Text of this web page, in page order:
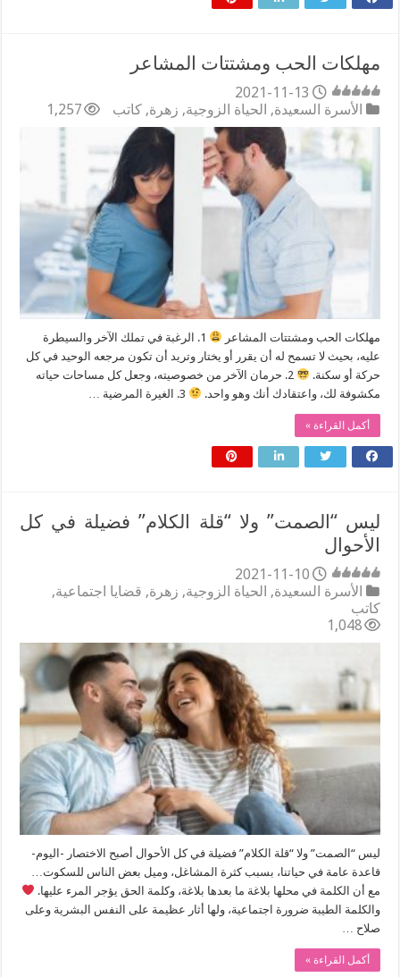
مهلكات الحب ومشتتات المشاعر
2021-11-13
الأسرة السعيدة, الحياة الزوجية, زهرة, كاتب 1,257
مهلكات الحب ومشتتات المشاعر
1. الرغبة في تملك الآخر والسيطرة
عليه، بحيث لا تسمح له أن يقرر أو يختار وتريد أن تكون مرجعه الوحيد في كل
حركة أو سكنة.
2. حرمان الآخر من خصوصيته، وجعل كل مساحات حياته
مكشوفة لك، واعتقادك أنك وهو واحد.
أكمل القراءة »
ليس “الصمت” ولا “قلة الكلام” فضيلة في كل
الأحوال
2021-11-10
الأسرة السعيدة, الحياة الزوجية, زهرة, قضايا اجتماعية,
كاتب
1,048
ليس “الصمت” ولا “قلة الكلام” فضيلة في كل الأحوال أصبح الاختصار -اليوم-
قاعدة عامة في حياتنا، بسبب كثرة المشاغل، وميل بعض الناس للسكوت…
مع أن الكلمة في محلها بلاغة ما بعدها بلاغة، وكلمة الحق يؤجر المرء عليها.
والكلمة الطيبة ضرورة اجتماعية، ولها أثار عظيمة على النفس البشرية وعلى
صلاح …
أكمل القراءة »